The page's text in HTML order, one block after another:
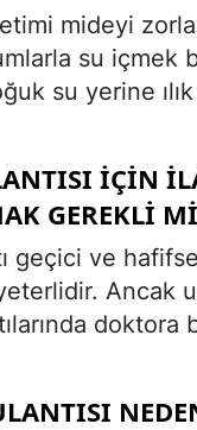
mideyi
su içmek
su yerine
IÇIN
GEREKLI
geçici ve
Ancak
doktora